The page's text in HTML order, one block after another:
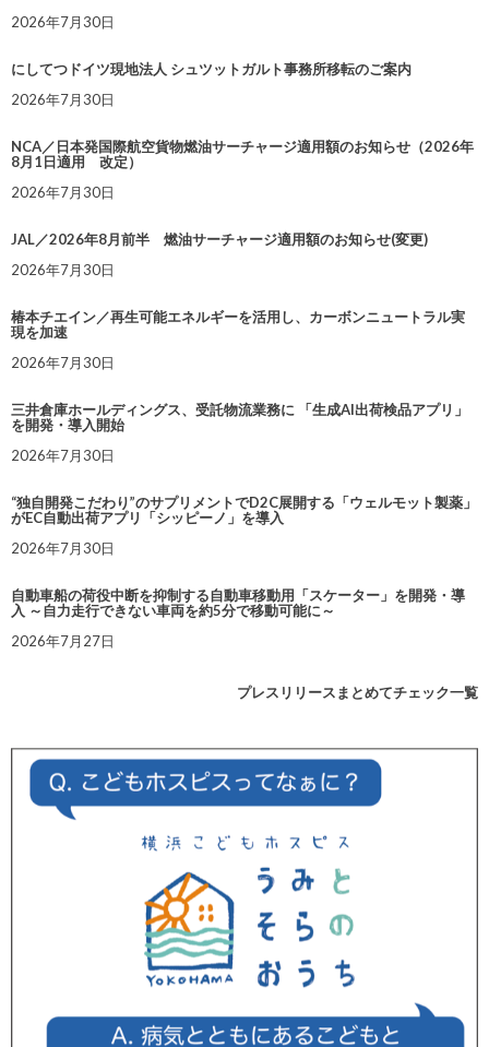
2026年7月30日
にしてつドイツ現地法人 シュツットガルト事務所移転のご案内
2026年7月30日
NCA／日本発国際航空貨物燃油サーチャージ適用額のお知らせ（2026年
8月1日適用 改定）
2026年7月30日
JAL／2026年8月前半 燃油サーチャージ適用額のお知らせ(変更)
2026年7月30日
椿本チエイン／再生可能エネルギーを活用し、カーボンニュートラル実
現を加速
2026年7月30日
三井倉庫ホールディングス、受託物流業務に 「生成AI出荷検品アプリ」
を開発・導入開始
2026年7月30日
“独自開発こだわり”のサプリメントでD2C展開する「ウェルモット製薬」
がEC自動出荷アプリ「シッピーノ」を導入
2026年7月30日
自動車船の荷役中断を抑制する自動車移動用「スケーター」を開発・導
入 ～自力走行できない車両を約5分で移動可能に～
2026年7月27日
プレスリリースまとめてチェック一覧